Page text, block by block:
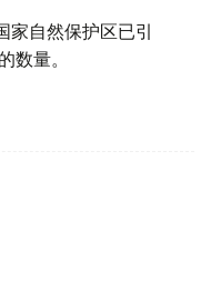
家自然保护区已引
数量。